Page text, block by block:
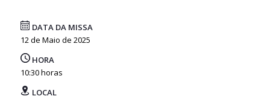
DATA DA MISSA
12 de Maio de 2025
HORA
10:30 horas
LOCAL